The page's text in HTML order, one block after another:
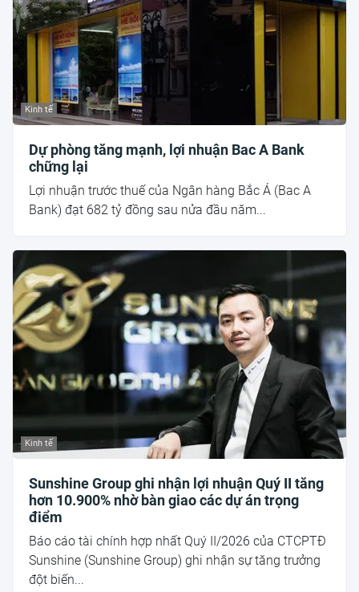
Kinh tế
Dự phòng tăng mạnh, lợi nhuận Bac A Bank
chững lại
Lợi nhuận trước thuế của Ngân hàng Bắc Á (Bac A
Bank) đạt 682 tỷ đồng sau nửa đầu năm...
Kinh tế
Sunshine Group ghi nhận lợi nhuận Quý II tăng
hơn 10.900% nhờ bàn giao các dự án trọng
điểm
Báo cáo tài chính hợp nhất Quý II/2026 của CTCPTĐ
Sunshine (Sunshine Group) ghi nhận sự tăng trưởng
đột biến...